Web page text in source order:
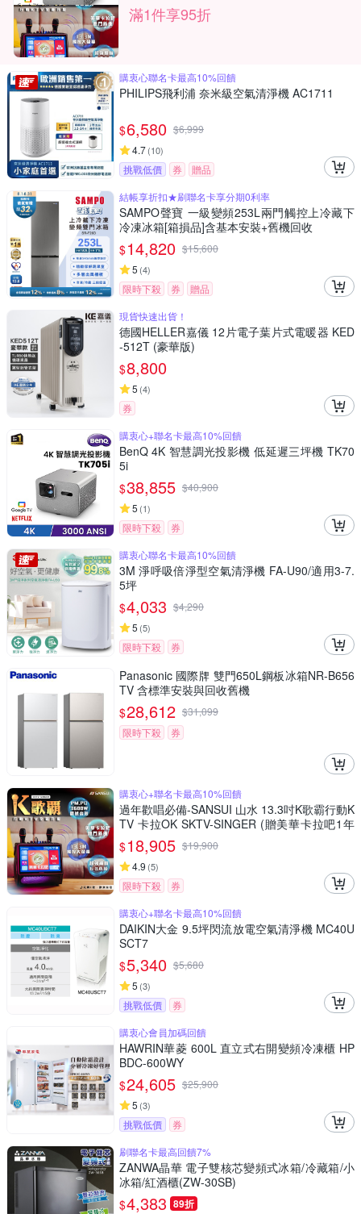
滿1件享95折
購衷心聯名卡最高10%回饋
PHILIPS飛利浦 奈米級空氣清淨機 AC1711
$6,580 $6,999
4.7(10)
挑戰低價 券
贈品
結帳享折扣★刷聯名卡享分期0利率
SAMPO聲寶 一級變頻253L兩門觸控上冷藏下
冷凍冰箱[箱損品]含基本安裝+舊機回收
$14,820 $15,600
5 (4)
限時下殺 券
贈品
現貨快速出貨！
德國HELLER嘉儀 12片電子葉片式電暖器 KED
-512T (豪華版)
$8,800
5 (4)
券
購衷心+聯名卡最高10%回饋
BenQ 4K 智慧調光投影機 低延遲三坪機 TK70
5i
$38,855 $40,900
5 (1)
限時下殺
券
購衷心聯名卡最高10%回饋
3M 淨呼吸倍淨型空氣清淨機 FA-U90/適用3-7.
5坪
$4,033 $4,290
5 (5)
限時下殺 券
Panasonic 國際牌 雙門650L鋼板冰箱NR-B656
TV 含標準安裝與回收舊機
$28,612 $31,099
限時下殺
券
購衷心+聯名卡最高10%回饋
過年歡唱必備-SANSUI 山水 13.3吋K歌霸行動K
TV 卡拉OK SKTV-SINGER (贈美華卡拉吧1年
份)
$18,905 $19,900
4.9 (5)
限時下殺
券
購衷心+聯名卡最高10%回饋
DAIKIN大金 9.5坪閃流放電空氣清淨機 MC40U
SCT7
$5,340 $5,680
5 (3)
挑戰低價
券
購衷心會員加碼回饋
HAWRIN華菱 600L 直立式右開變頻冷凍櫃 HP
BDC-600WY
$24,605 $25,900
5 (3)
挑戰低價
券
刷聯名卡最高回饋7%
ZANWA晶華 電子雙核芯變頻式冰箱/冷藏箱/小
冰箱/紅酒櫃(ZW-30SB)
$4,383 89折